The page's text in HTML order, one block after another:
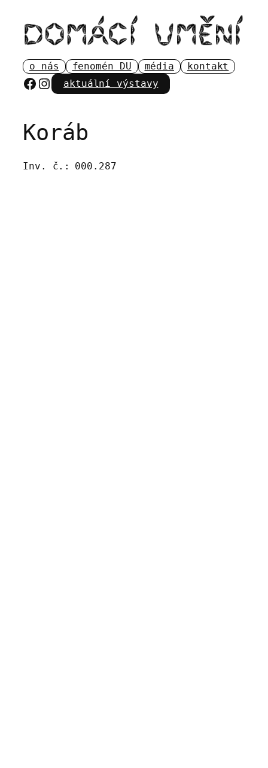
obsah
o nás fenomén DU média kontakt
Facebook
Instagram
aktuální výstavy
Koráb
Inv. č.: 000.287